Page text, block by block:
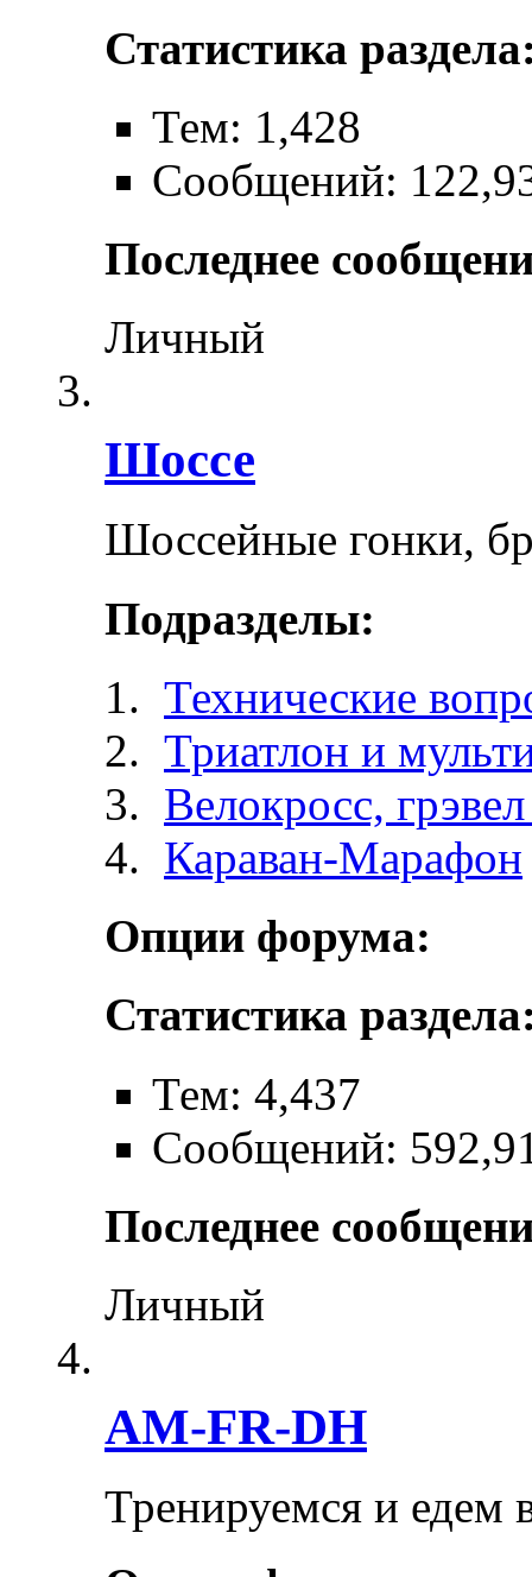
Статистика
Тем: 1,428
Сообщений:
Последнее
Личный
Шоссе
Шоссейные гонки,
Подразделы:
Технические
Триатлон и
Велокросc,
Караван-Марафон
Опции форума:
Статистика
Тем: 4,437
Сообщений:
Последнее
Личный
AM-FR-DH
Тренируемся и едем